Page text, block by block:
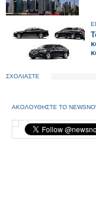
ΣΧΟΛΙΑΣΤΕ
ΑΚΟΛΟΥΘΗΣΤΕ ΤΟ